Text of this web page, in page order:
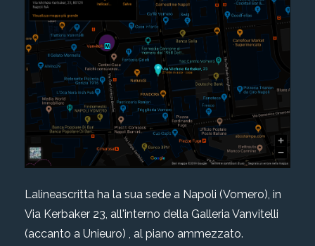
Lalineascritta ha la sua sede a Napoli (Vomero), in
Via Kerbaker 23, all'interno della Galleria Vanvitelli
(accanto a Unieuro) , al piano ammezzato.